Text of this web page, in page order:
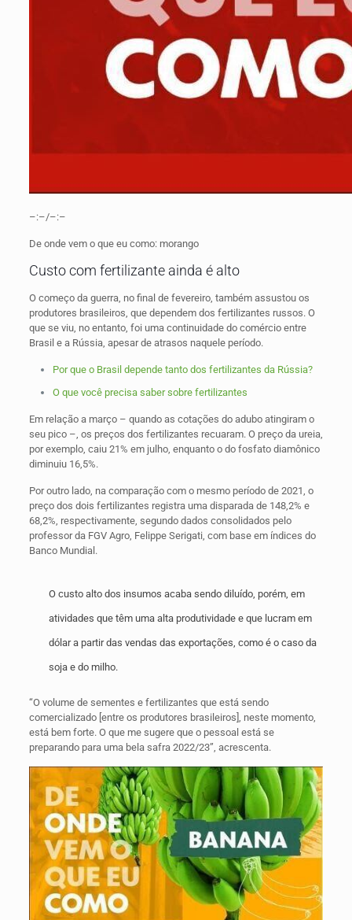
–:–/–:–
De onde vem o que eu como: morango
Custo com fertilizante ainda é alto
O começo da guerra, no final de fevereiro, também assustou os
produtores brasileiros, que dependem dos fertilizantes russos. O
que se viu, no entanto, foi uma continuidade do comércio entre
Brasil e a Rússia, apesar de atrasos naquele período.
Por que o Brasil depende tanto dos fertilizantes da Rússia?
O que você precisa saber sobre fertilizantes
Em relação a março – quando as cotações do adubo atingiram o
seu pico –, os preços dos fertilizantes recuaram. O preço da ureia,
por exemplo, caiu 21% em julho, enquanto o do fosfato diamônico
diminuiu 16,5%.
Por outro lado, na comparação com o mesmo período de 2021, o
preço dos dois fertilizantes registra uma disparada de 148,2% e
68,2%, respectivamente, segundo dados consolidados pelo
professor da FGV Agro, Felippe Serigati, com base em índices do
Banco Mundial.
O custo alto dos insumos acaba sendo diluído, porém, em
atividades que têm uma alta produtividade e que lucram em
dólar a partir das vendas das exportações, como é o caso da
soja e do milho.
“O volume de sementes e fertilizantes que está sendo
comercializado [entre os produtores brasileiros], neste momento,
está bem forte. O que me sugere que o pessoal está se
preparando para uma bela safra 2022/23”, acrescenta.